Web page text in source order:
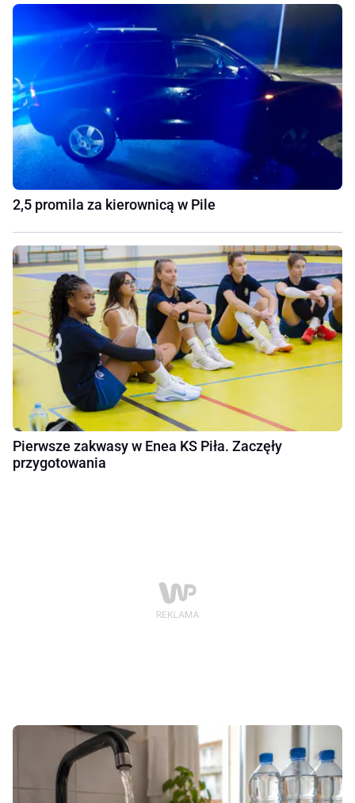
2,5 promila za kierownicą w Pile
Pierwsze zakwasy w Enea KS Piła. Zaczęły
przygotowania